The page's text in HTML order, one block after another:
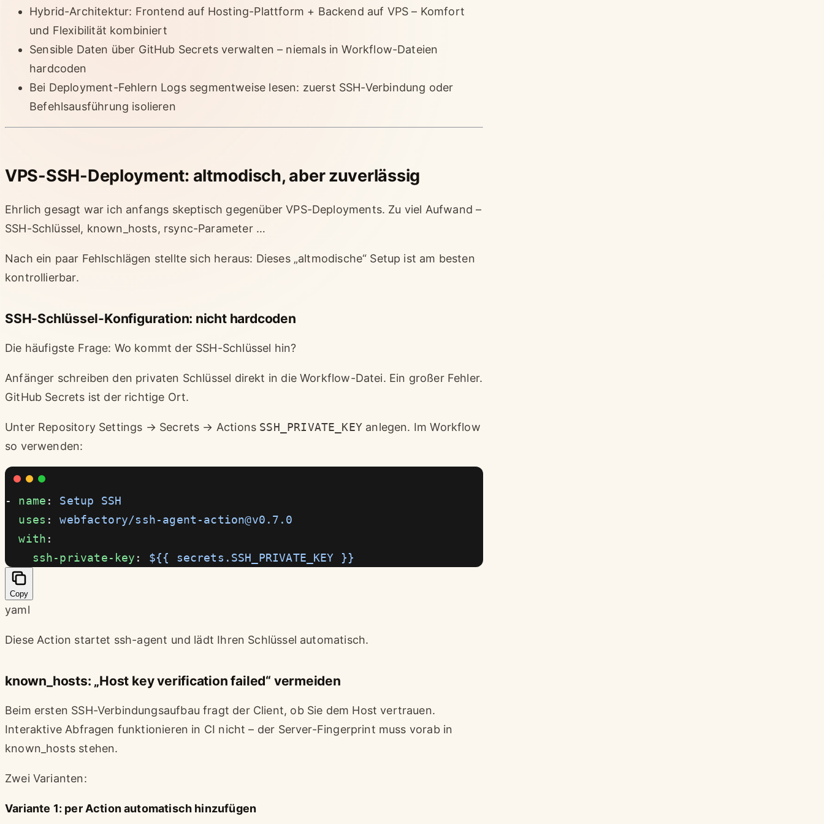
Hybrid-Architektur: Frontend auf Hosting-Plattform + Backend auf VPS – Komfort
und Flexibilität kombiniert
Sensible Daten über GitHub Secrets verwalten – niemals in Workflow-Dateien
hardcoden
Bei Deployment-Fehlern Logs segmentweise lesen: zuerst SSH-Verbindung oder
Befehlsausführung isolieren
VPS-SSH-Deployment: altmodisch, aber zuverlässig
Ehrlich gesagt war ich anfangs skeptisch gegenüber VPS-Deployments. Zu viel Aufwand –
SSH-Schlüssel, known_hosts, rsync-Parameter …
Nach ein paar Fehlschlägen stellte sich heraus: Dieses „altmodische“ Setup ist am besten
kontrollierbar.
SSH-Schlüssel-Konfiguration: nicht hardcoden
Die häufigste Frage: Wo kommt der SSH-Schlüssel hin?
Anfänger schreiben den privaten Schlüssel direkt in die Workflow-Datei. Ein großer Fehler.
GitHub Secrets ist der richtige Ort.
Unter Repository Settings → Secrets → Actions SSH_PRIVATE_KEYanlegen. Im Workflow
so verwenden:
- name : Setup SSH
  uses
: webfactory/ssh-agent-action@v0.7.0
  with
:
    ssh-private-key
: ${{ secrets.SSH_PRIVATE_KEY }}
Copy
yaml
Diese Action startet ssh-agent und lädt Ihren Schlüssel automatisch.
known_hosts: „Host key verification failed“ vermeiden
Beim ersten SSH-Verbindungsaufbau fragt der Client, ob Sie dem Host vertrauen.
Interaktive Abfragen funktionieren in CI nicht – der Server-Fingerprint muss vorab in
known_hosts stehen.
Zwei Varianten:
Variante 1: per Action automatisch hinzufügen